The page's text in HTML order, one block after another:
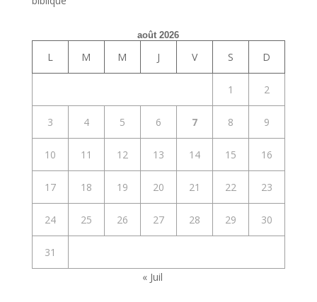
août 2026
L M M J V S D
1 2
3 4 5 6 7 8 9
10 11 12 13 14 15 16
17 18 19 20 21 22 23
24 25 26 27 28 29 30
31
« Juil